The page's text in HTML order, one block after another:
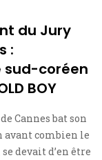
du Jury
:
sud-coréen
BOY
Cannes bat son
avant combien le
devait d’en être